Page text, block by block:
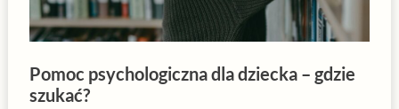
Pomoc psychologiczna dla dziecka – gdzie
szukać?